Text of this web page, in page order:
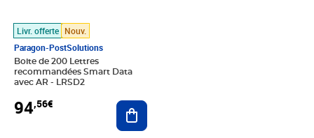
Livr. offerte Nouv.
Paragon-PostSolutions
Boite de 200 Lettres
recommandées Smart Data
avec AR - LRSD2
94,56€ Ajouter au panier